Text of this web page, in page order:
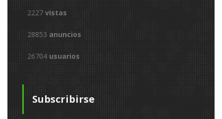
2227 vistas
28853 anuncios
26704 usuarios
Subscribirse